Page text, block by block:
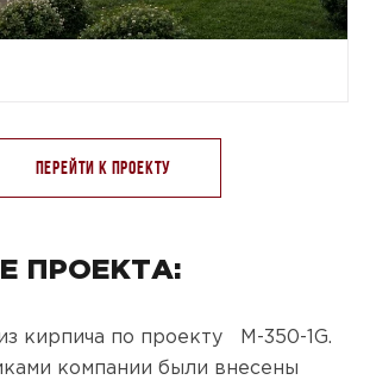
Перейти к проекту
ПРОЕКТА:
кирпича по проекту M-350-1G.
компании были внесены
способ связи:
на обработку персональных данных